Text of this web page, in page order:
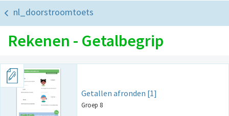
nl_doorstroomtoets
Rekenen - Getalbegrip
Getallen afronden [1]
Groep 8